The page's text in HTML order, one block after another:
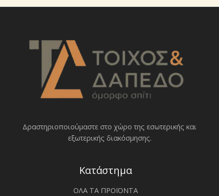
Δραστηριοποιoύμαστε στο χώρο της εσωτερικής και
εξωτερικής διακόσμησης.
Κατάστημα
ΟΛΑ ΤΑ ΠΡΟΪΟΝΤΑ